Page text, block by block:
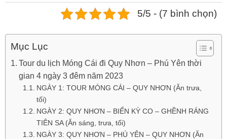
5/5 - (7 bình chọn)
Mục Lục
Tour du lịch Móng Cái đi Quy Nhơn – Phú Yên thời
gian 4 ngày 3 đêm năm 2023
NGÀY 1: TOUR MÓNG CÁI – QUY NHƠN (Ăn trưa,
tối)
NGÀY 2: QUY NHƠN – BIỂN KỲ CO – GHỀNH RÁNG
TIÊN SA (Ăn sáng, trưa, tối)
NGÀY 3: QUY NHƠN – PHÚ YÊN – QUY NHƠN (Ăn